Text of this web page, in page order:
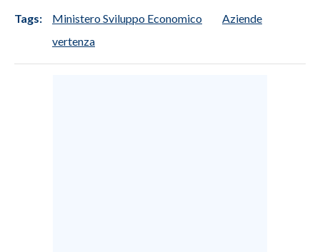
Tags: Ministero Sviluppo Economico
Aziende
vertenza